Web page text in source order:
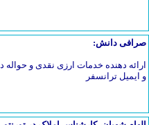
صرافی دانش:
ارائه دهنده خدمات ارزی نقدی و حواله
و ایمیل ترانسفر